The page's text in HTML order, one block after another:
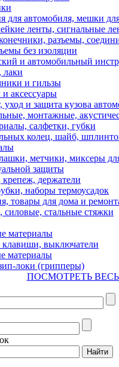
для автомобиля, мешки
ленты, сигнальные
разъемы,
без изоляции
и автомобильный
лаки
и гильзы
аксессуары
и защита кузова
монтажные,
салфетки, губки
колец, шайб,
метчики, миксеры
защиты
держатели
наборы термоусадок
товары для дома и
стальные стяжки
материалы
выключатели
материалы
локи (грипперы)
ПОСМОТРЕТЬ